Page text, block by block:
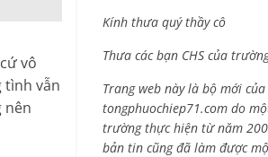
vô
tình vẫn
nên
Kính thưa quý thầy cô
Thưa các bạn CHS của
Trang web này là bộ mới
tongphuochiep71.com do
trường thực hiện từ năm
bản tin cũng đã làm được